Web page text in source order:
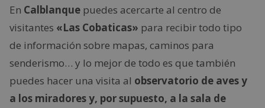
En Calblanque puedes acercarte al centro de
visitantes «Las Cobaticas» para recibir todo tipo
de información sobre mapas, caminos para
senderismo… y lo mejor de todo es que también
puedes hacer una visita al observatorio de aves y
a los miradores y, por supuesto, a la sala de